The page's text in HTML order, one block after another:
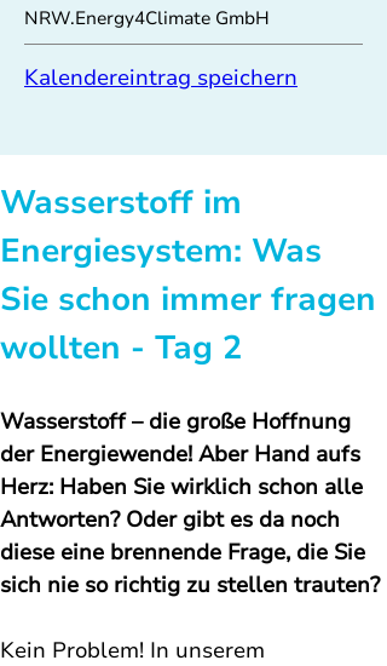
NRW.Energy4Climate GmbH
Kalendereintrag speichern
Wasserstoff im
Energiesystem: Was
Sie schon immer fragen
wollten - Tag 2
Wasserstoff – die große Hoffnung
der Energiewende! Aber Hand aufs
Herz: Haben Sie wirklich schon alle
Antworten? Oder gibt es da noch
diese eine brennende Frage, die Sie
sich nie so richtig zu stellen trauten?
Kein Problem! In unserem